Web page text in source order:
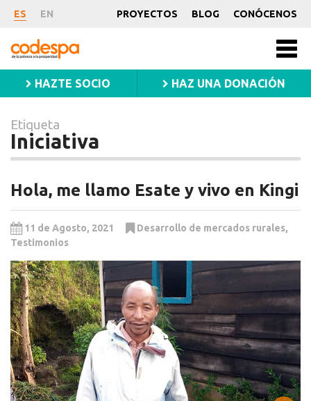
Etiqueta
Iniciativa
ES EN PROYECTOS BLOG CONÓCENOS
CODESPA
HAZTE SOCIO HAZ UNA DONACIÓN
Etiqueta
Iniciativa
Hola, me llamo Esate y vivo en Kingi
11 de Agosto, 2021 Desarrollo de mercados rurales,
Testimonios